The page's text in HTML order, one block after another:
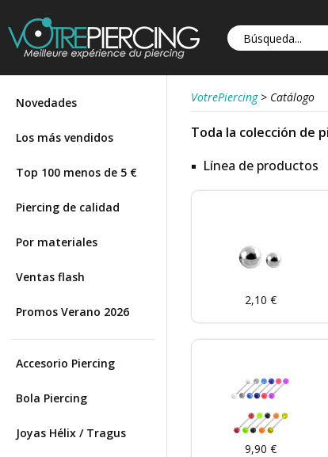
Novedades
Los más vendidos
Top 100 menos de 5 €
Piercing de calidad
Por materiales
Ventas flash
Promos Verano 2026
Accesorio Piercing
Bola Piercing
Joyas Hélix / Tragus
VotrePiercing > Catálogo
Toda la colección de
Línea de productos
2,10 €
9,90 €